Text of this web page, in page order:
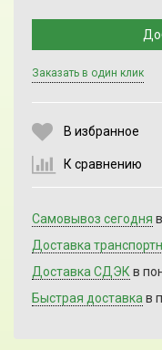
Заказать в один клик
В избранное
К сравнению
Самовывоз сегодня
Доставка
Доставка СДЭКв
Быстрая доставкав